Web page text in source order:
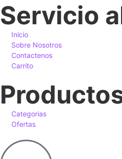
Servicio
Inicio
Sobre Nosotros
Contactenos
Carrito
Categorias
Ofertas